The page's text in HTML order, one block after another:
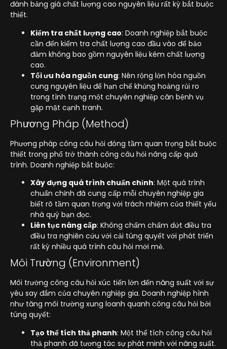
đánh bảng giá chất lượng cao nguyên liệu rất kỳ bắt buộc
thiết.
Kiểm tra chất lượng cao: Doanh nghiệp bắt buộc
cần đến kiểm tra chất lượng cao đầu vào để bảo
đảm không bao gồm nguyên liệu kém chất lượng
cao.
Tối ưu hóa nguồn cung: Nên rộng lớn hóa nguồn
cung nguyên liệu để hạn chế khủng hoảng rủi ro
trong tình trạng một chuyên nghiệp căn bệnh vụ
gặp mặt cạnh tranh.
Phương Pháp (Method)
Phương pháp công câu hỏi đóng tầm quan trọng bắt buộc
thiết trong phổ trở thành công câu hỏi nâng cấp quá
trình. Doanh nghiệp bắt buộc:
Xây dựng quá trình chuẩn chỉnh: Một quá trình
chuẩn chỉnh đã cung cấp mỗi chuyên nghiệp gia
biết rõ tầm quan trọng với trách nhiệm của thiết yếu
nhà quý bạn đọc.
Liên tục nâng cấp: Không chấm chấm dứt điều tra
điều tra nghiên cứu với cải túng quyết với phát triển
rất kỳ nhiều quá trình câu hỏi mới mẻ.
Môi Trường (Environment)
Môi trường công câu hỏi xúc tiến lớn đến năng suất với sự
yêu say đắm của chuyên nghiệp gia. Doanh nghiệp hình
như tăng môi trường xung loanh quanh công câu hỏi bởi
túng quyết:
Tạo thể tích thả phanh: Một thể tích công câu hỏi
thả phanh đã tương tác sự phát minh với năng suất.